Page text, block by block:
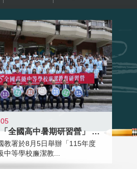
國教署「全國高中暑期研習營」 以多
教署於8月5日舉辦「115年度
中等學校廉潔教...